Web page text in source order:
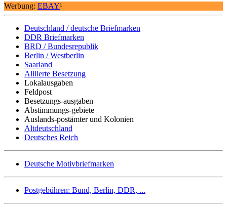
Werbung: EBAY¹
Deutschland / deutsche Briefmarken
DDR Briefmarken
BRD / Bundesrepublik
Berlin / Westberlin
Saarland
Alliierte Besetzung
Lokalausgaben
Feldpost
Besetzungs-ausgaben
Abstimmungs-gebiete
Auslands-postämter und Kolonien
Altdeutschland
Deutsches Reich
Deutsche Motivbriefmarken
Postgebühren: Bund, Berlin, DDR, ...